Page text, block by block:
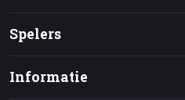
Spelers
Informatie